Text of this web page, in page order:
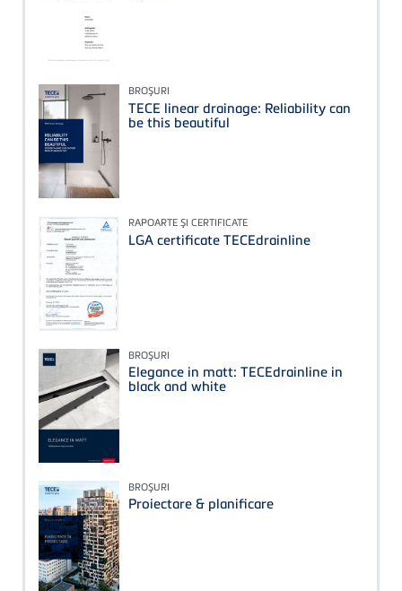
BROŞURI
TECE linear drainage: Reliability can
be this beautiful
RAPOARTE ŞI CERTIFICATE
LGA certificate TECEdrainline
BROŞURI
Elegance in matt: TECEdrainline in
black and white
BROŞURI
Proiectare & planificare